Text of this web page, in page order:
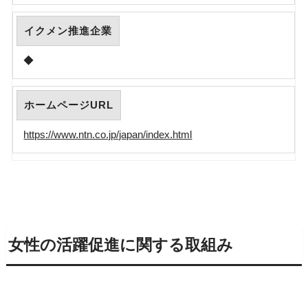
イクメン推進企業
◆
ホームページURL
https://www.ntn.co.jp/japan/index.html
女性の活躍促進に関する取組み